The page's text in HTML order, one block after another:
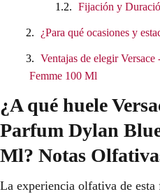
Fijación y
¿Para qué ocasiones y
Ventajas de elegir
Femme 100 Ml
¿A qué huele
Parfum Dylan
Ml? Notas
La experiencia olfativa de